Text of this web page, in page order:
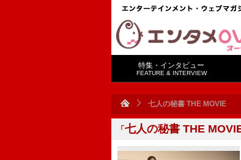
特集・インタビュー
FEATURE & INTERVIEW
七人の秘書 THE MOVIE
「七人の秘書 THE